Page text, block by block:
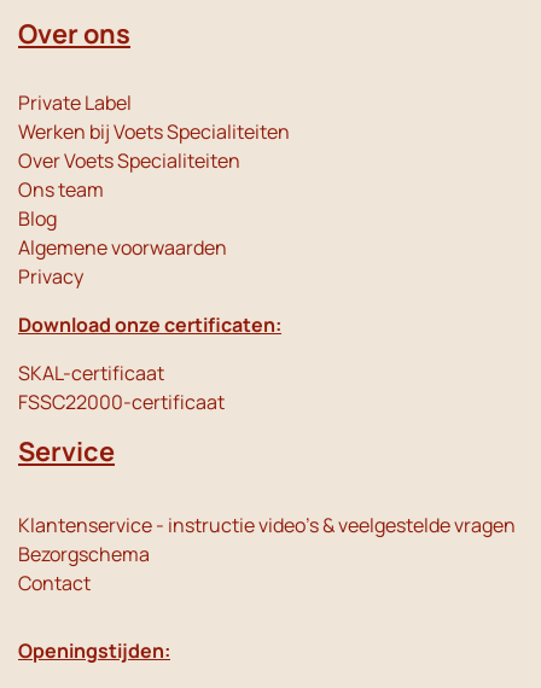
Over ons
Private Label
Werken bij Voets Specialiteiten
Over Voets Specialiteiten
Ons team
Blog
Algemene voorwaarden
Privacy
Download onze certificaten:
SKAL-certificaat
FSSC22000-certificaat
Service
Klantenservice - instructie video's & veelgestelde vragen
Bezorgschema
Contact
Openingstijden: